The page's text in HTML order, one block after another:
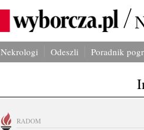
Nekrologi Odeszli Poradnik
RADOM